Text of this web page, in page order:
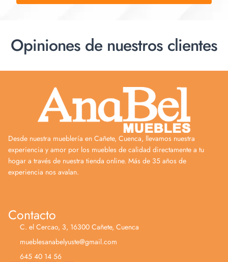
Opiniones de nuestros clientes
Desde nuestra mueblería en Cañete, Cuenca, llevamos nuestra
experiencia y amor por los muebles de calidad directamente a tu
hogar a través de nuestra tienda online. Más de 35 años de
experiencia nos avalan.
Contacto
C. el Cercao, 3, 16300 Cañete, Cuenca
mueblesanabelyuste@gmail.com
645 40 14 56